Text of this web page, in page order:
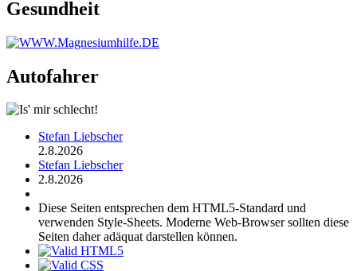
Gesundheit
Autofahrer
Stefan Liebscher
2.8.2026
Stefan Liebscher
2.8.2026
Diese Seiten entsprechen dem HTML5-Standard und
verwenden Style-Sheets. Moderne Web-Browser sollten diese
Seiten daher adäquat darstellen können.